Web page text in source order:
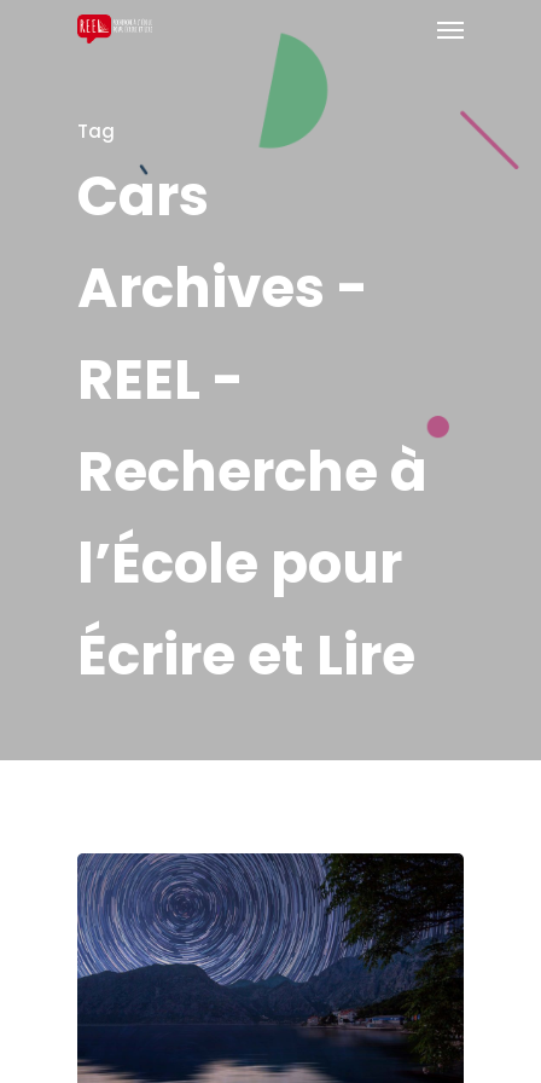
Tag
Cars
Archives -
REEL -
Recherche à
l’École pour
Écrire et Lire